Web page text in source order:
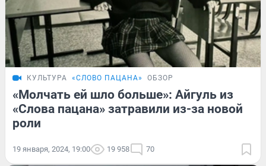
КУЛЬТУРА «СЛОВО ПАЦАНА» ОБЗОР
«Молчать ей шло больше»: Айгуль из
«Слова пацана» затравили из-за новой
роли
19 января, 2024, 19:00 19 958 70